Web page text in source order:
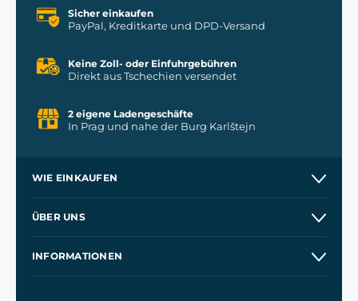
Sicher einkaufen
PayPal, Kreditkarte und DPD-Versand
Keine Zoll- oder Einfuhrgebühren
Direkt aus Tschechien versendet
2 eigene Ladengeschäfte
In Prag und nahe der Burg Karlštejn
WIE EINKAUFEN
Kontakt
ÜBER UNS
INFORMATIONEN